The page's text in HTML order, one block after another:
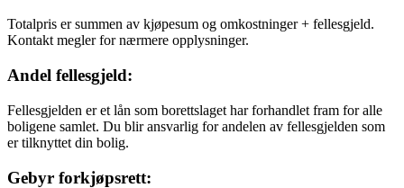
Totalpris er summen av kjøpesum og omkostninger + fellesgjeld.
Kontakt megler for nærmere opplysninger.
Andel fellesgjeld:
Fellesgjelden er et lån som borettslaget har forhandlet fram for alle
boligene samlet. Du blir ansvarlig for andelen av fellesgjelden som
er tilknyttet din bolig.
Gebyr forkjøpsrett: